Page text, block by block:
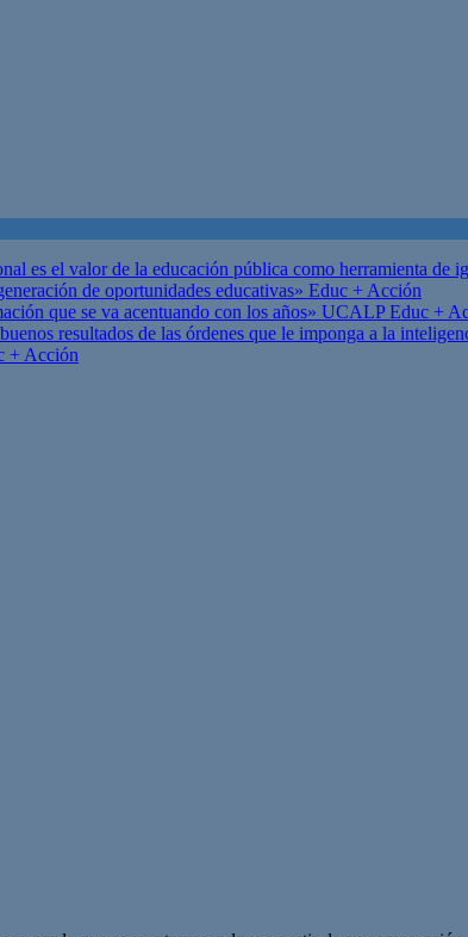
es el valor de la educación pública como herramienta de
de oportunidades educativas» Educ + Acción
que se va acentuando con los años» UCALPEduc +
resultados de las órdenes que le imponga a la
+ Acción